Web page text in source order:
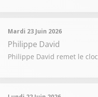
Mardi 23 Juin 2026
Philippe David
Philippe David remet le